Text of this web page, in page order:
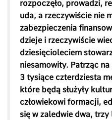
rozpoczęło, prowadzi,
uda, a rzeczywiście nie
zabezpieczenia
dzieje i rzeczywiście
dziesięcioleciem
niesamowity. Patrząc
3 tysiące czterdziesta
które będą służyły
człowiekowi formacji,
się w zaledwie dwa,